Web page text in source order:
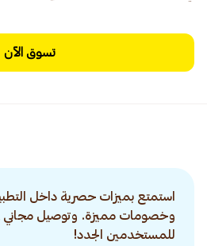
تسوق الآن
استمتع بميزات حصرية داخل
وخصومات مميزة. وتوصيل مجاني
للمستخدمين الجدد!